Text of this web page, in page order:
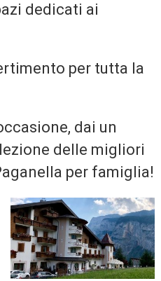
dedicati ai
per tutta la
dai un
delle migliori
per famiglia!